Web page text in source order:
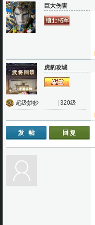
巨大伤害
虎豹攻城
超级妙妙 320级